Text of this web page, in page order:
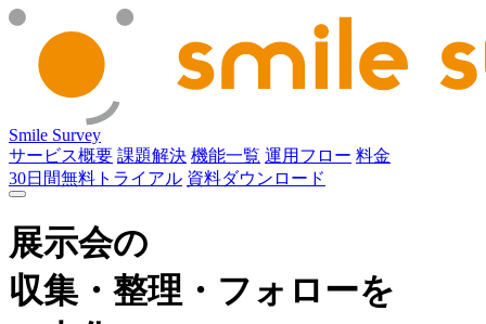
Smile Survey
サービス概要 課題解決 機能一覧 運用フロー 料金
30日間無料トライアル 資料ダウンロード
展示会の
収集・整理・フォローを